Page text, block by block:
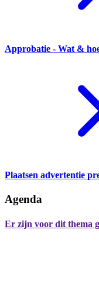
Approbatie - Wat &
Plaatsen advertentie
Agenda
Er zijn voor dit thema